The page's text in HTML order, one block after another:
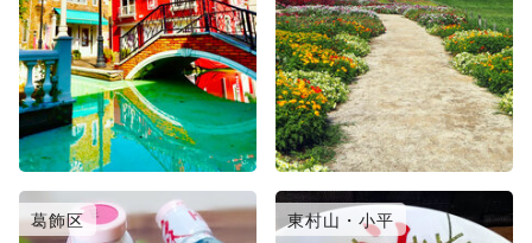
葛飾区 東村山・小平